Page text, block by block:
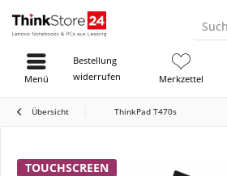
Bestellung
widerrufen
Merkzettel
Menü
Übersicht ThinkPad T470s
TOUCHSCREEN